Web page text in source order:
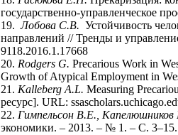
государственно-управленческое
19.Лобова С.В. Устойчивость
направлений // Тренды и
9118.2016.1.17668
20. Rodgers G. Precarious Work in
Growth of Atypical Employment in
21. Kalleberg A.L. Measuring
ресурс]. URL:
22. Гимпельсон В.Е., Капелюшников
экономики. – 2013. – № 1. – С. 3–15.